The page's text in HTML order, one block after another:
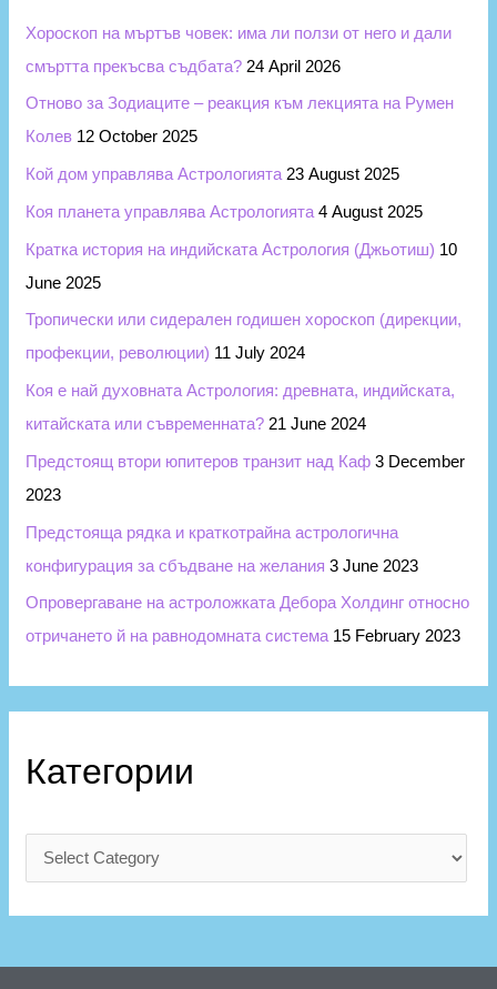
o
r
:
Хороскоп на мъртъв човек: има ли ползи от него и дали
смъртта прекъсва съдбата? 24 April 2026
Отново за Зодиаците – реакция към лекцията на Румен
Колев 12 October 2025
Кой дом управлява Астрологията 23 August 2025
Коя планета управлява Астрологията 4 August 2025
Кратка история на индийската Астрология (Джьотиш) 10
June 2025
Тропически или сидерален годишен хороскоп (дирекции,
профекции, революции) 11 July 2024
Коя е най духовната Астрология: древната, индийската,
китайската или съвременната? 21 June 2024
Предстоящ втори юпитеров транзит над Каф 3 December
2023
Предстояща рядка и краткотрайна астрологична
конфигурация за сбъдване на желания 3 June 2023
Опровергаване на астроложката Дебора Холдинг относно
отричането й на равнодомната система 15 February 2023
Категории